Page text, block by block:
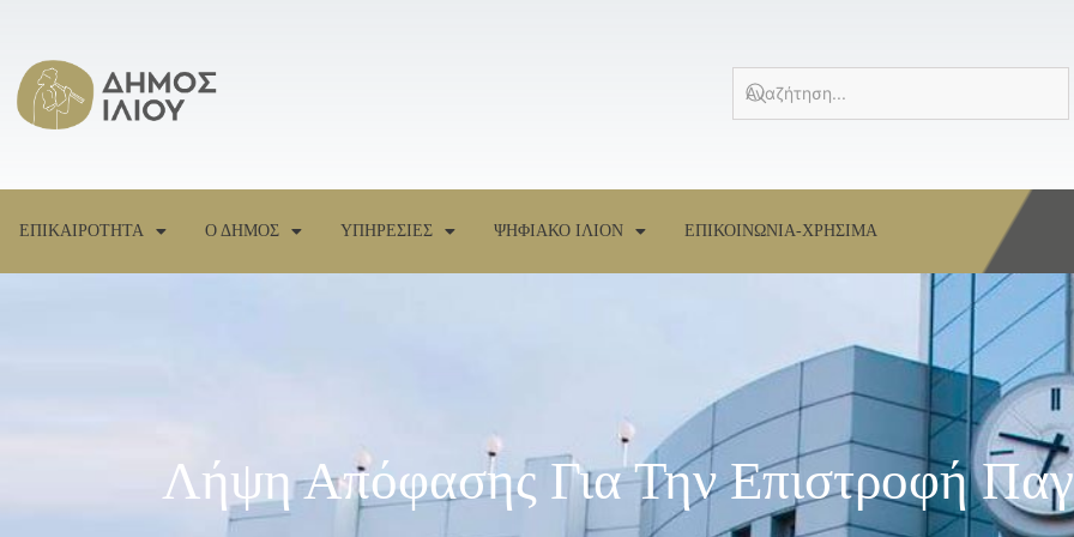
ΕΠΙΚΑΙΡΟΤΗΤΑ Ο ΔΗΜΟΣ ΥΠΗΡΕΣΙΕΣ ΨΗΦΙΑΚΟ ΙΛΙΟΝ ΕΠΙΚΟΙΝΩΝΙΑ-ΧΡΗΣΙΜΑ
Λήψη Απόφασης Για Την Επιστροφή